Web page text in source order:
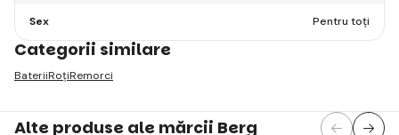
Sex Pentru toți
Categorii similare
BateriiRoțiRemorci
Alte produse ale mărcii Berg